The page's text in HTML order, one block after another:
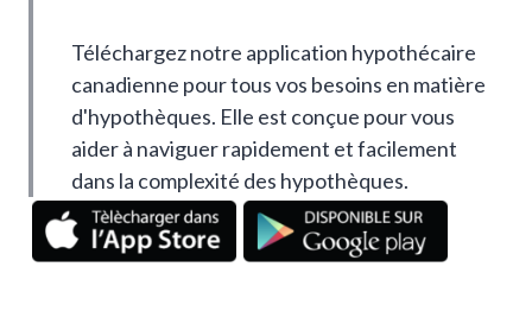
Téléchargez notre application hypothécaire
canadienne pour tous vos besoins en matière
d'hypothèques. Elle est conçue pour vous
aider à naviguer rapidement et facilement
dans la complexité des hypothèques.